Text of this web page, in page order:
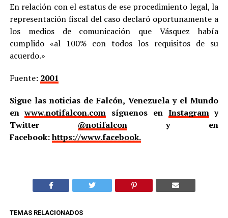
En relación con el estatus de ese procedimiento legal, la
representación fiscal del caso declaró oportunamente a
los medios de comunicación que Vásquez había
cumplido «al 100% con todos los requisitos de su
acuerdo.»
Fuente: 2001
Sigue las noticias de Falcón, Venezuela y el Mundo
enwww.notifalcon.com síguenos en Instagramy
Twitter @notifalcony en
Facebook:https://www.facebook.
TEMAS RELACIONADOS